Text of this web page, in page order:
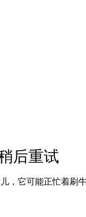
后重试
，它可能正忙着刷